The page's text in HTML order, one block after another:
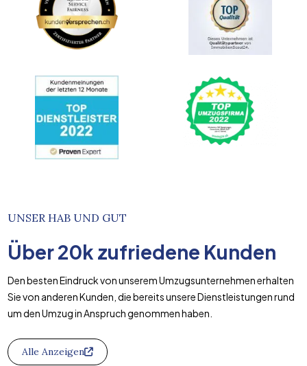
UNSER HAB UND GUT
Über20k zufriedene Kunden
Den besten Eindruck von unserem Umzugsunternehmen erhalten
Sie von anderen Kunden, die bereits unsere Dienstleistungen rund
um den Umzug in Anspruch genommen haben.
Alle Anzeigen